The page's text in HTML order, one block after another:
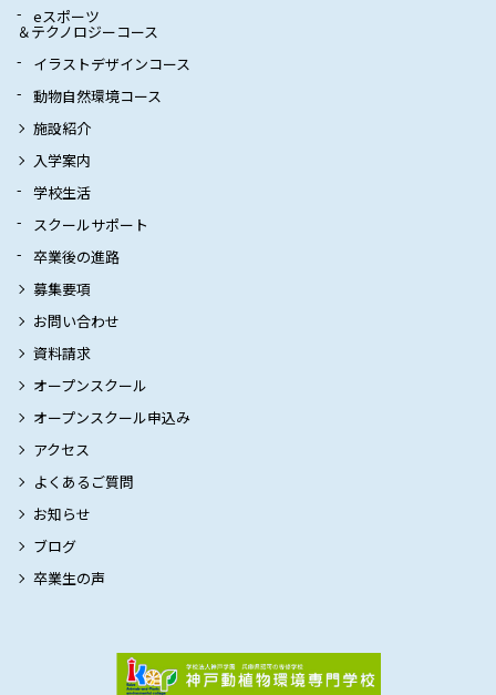
eスポーツ
＆テクノロジーコース
イラストデザインコース
動物自然環境コース
施設紹介
入学案内
学校生活
スクールサポート
卒業後の進路
募集要項
お問い合わせ
資料請求
オープンスクール
オープンスクール申込み
アクセス
よくあるご質問
お知らせ
ブログ
卒業生の声